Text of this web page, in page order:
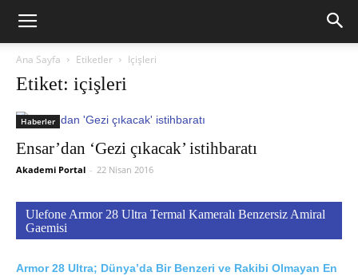
Ana Sayfa Etiketler Içişleri
Etiket: içişleri
Haberler
Ensar’dan ‘Gezi çıkacak’ istihbaratı
Akademi Portal - 22 Nisan 2016
Ulefone Armor 28 Ultra Termal Kameralı Benzersiz Amiral
Gaemisi
Armor 28 Ultra; Dünya’da Bir Benzeri ve Rakibi Olmayan En